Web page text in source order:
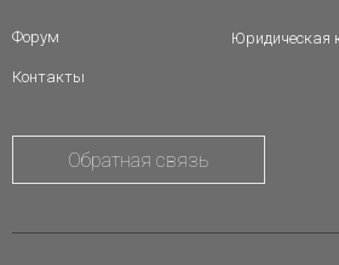
Форум
Контакты
Юридическая
Обратная связь